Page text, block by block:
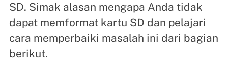
SD. Simak alasan mengapa Anda tidak
dapat memformat kartu SD dan pelajari
cara memperbaiki masalah ini dari bagian
berikut.